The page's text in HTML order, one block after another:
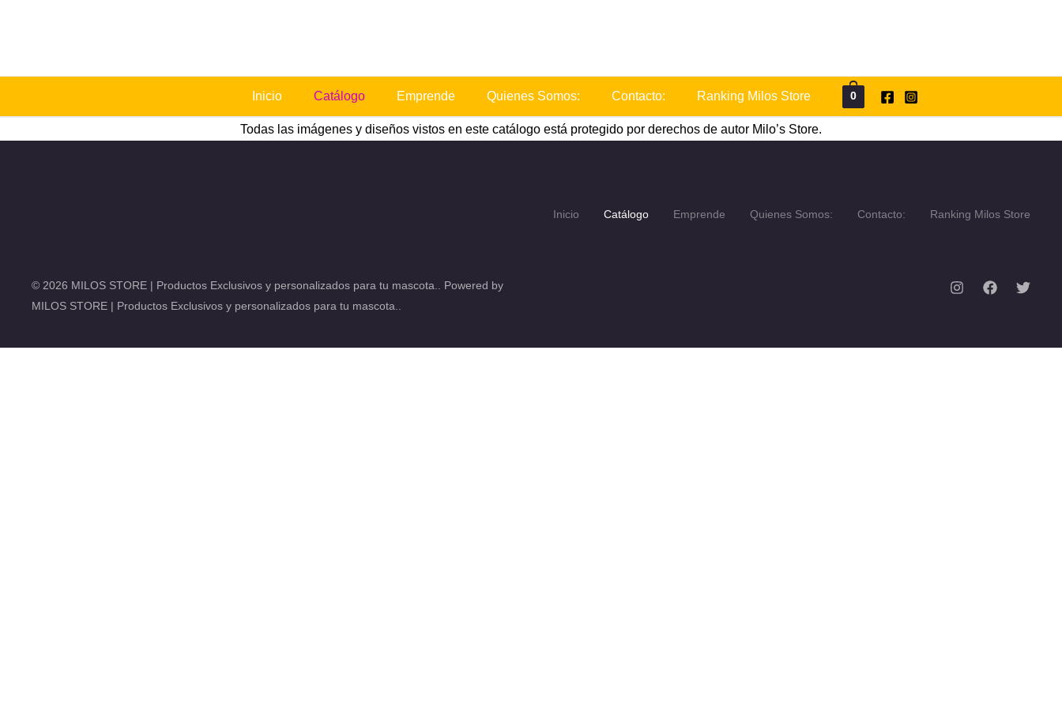
Inicio Catálogo Emprende Quienes Somos: Contacto: Ranking Milos Store 0
Todas las imágenes y diseños vistos en este catálogo está protegido por derechos de autor Milo’s Store.
Inicio Catálogo Emprende Quienes Somos: Contacto: Ranking Milos Store
© 2026 MILOS STORE | Productos Exclusivos y personalizados para tu mascota.. Powered by
MILOS STORE | Productos Exclusivos y personalizados para tu mascota..